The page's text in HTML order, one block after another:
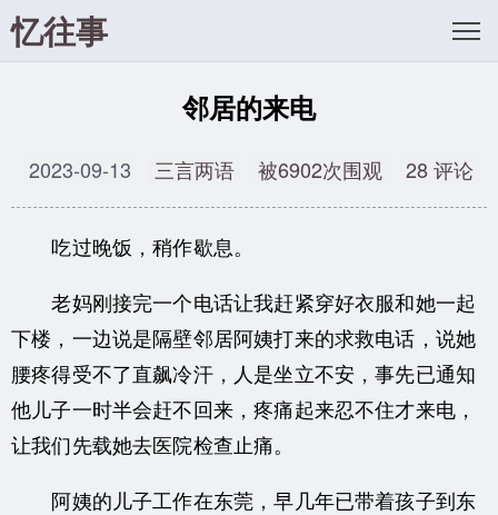
忆往事
邻居的来电
2023-09-13 三言两语 被6902次围观 28 评论
吃过晚饭，稍作歇息。
老妈刚接完一个电话让我赶紧穿好衣服和她一起
下楼，一边说是隔壁邻居阿姨打来的求救电话，说她
腰疼得受不了直飙冷汗，人是坐立不安，事先已通知
他儿子一时半会赶不回来，疼痛起来忍不住才来电，
让我们先载她去医院检查止痛。
阿姨的儿子工作在东莞，早几年已带着孩子到东